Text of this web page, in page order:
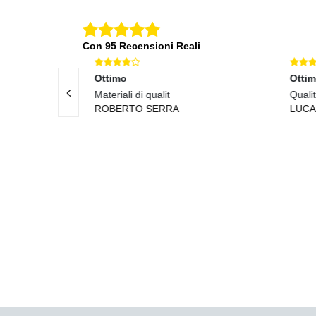
Con 95 Recensioni Reali
Ottimo
Materiali di qualit
ROBERTO SERRA
Qualit